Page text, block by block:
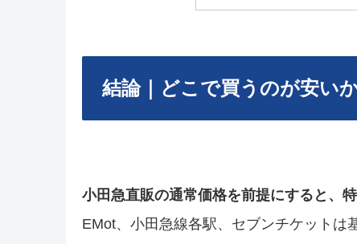
結論｜どこで買うのが安い
小田急直販の通常価格を前提にすると、
EMot、小田急線各駅、セブンチケットは